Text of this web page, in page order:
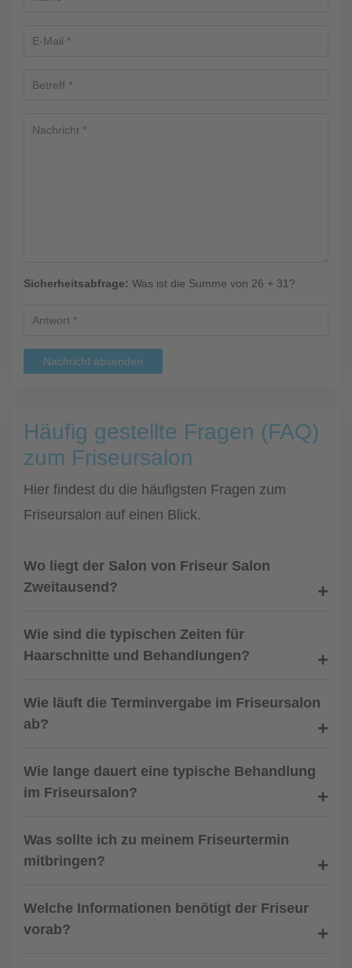
Sicherheitsabfrage: Was ist die Summe von 26 + 31?
Nachricht absenden
Häufig gestellte Fragen (FAQ)
zum Friseursalon
Hier findest du die häufigsten Fragen zum
Friseursalon auf einen Blick.
Wo liegt der Salon von Friseur Salon
Zweitausend?
Wie sind die typischen Zeiten für
Haarschnitte und Behandlungen?
Wie läuft die Terminvergabe im Friseursalon
ab?
Wie lange dauert eine typische Behandlung
im Friseursalon?
Was sollte ich zu meinem Friseurtermin
mitbringen?
Welche Informationen benötigt der Friseur
vorab?